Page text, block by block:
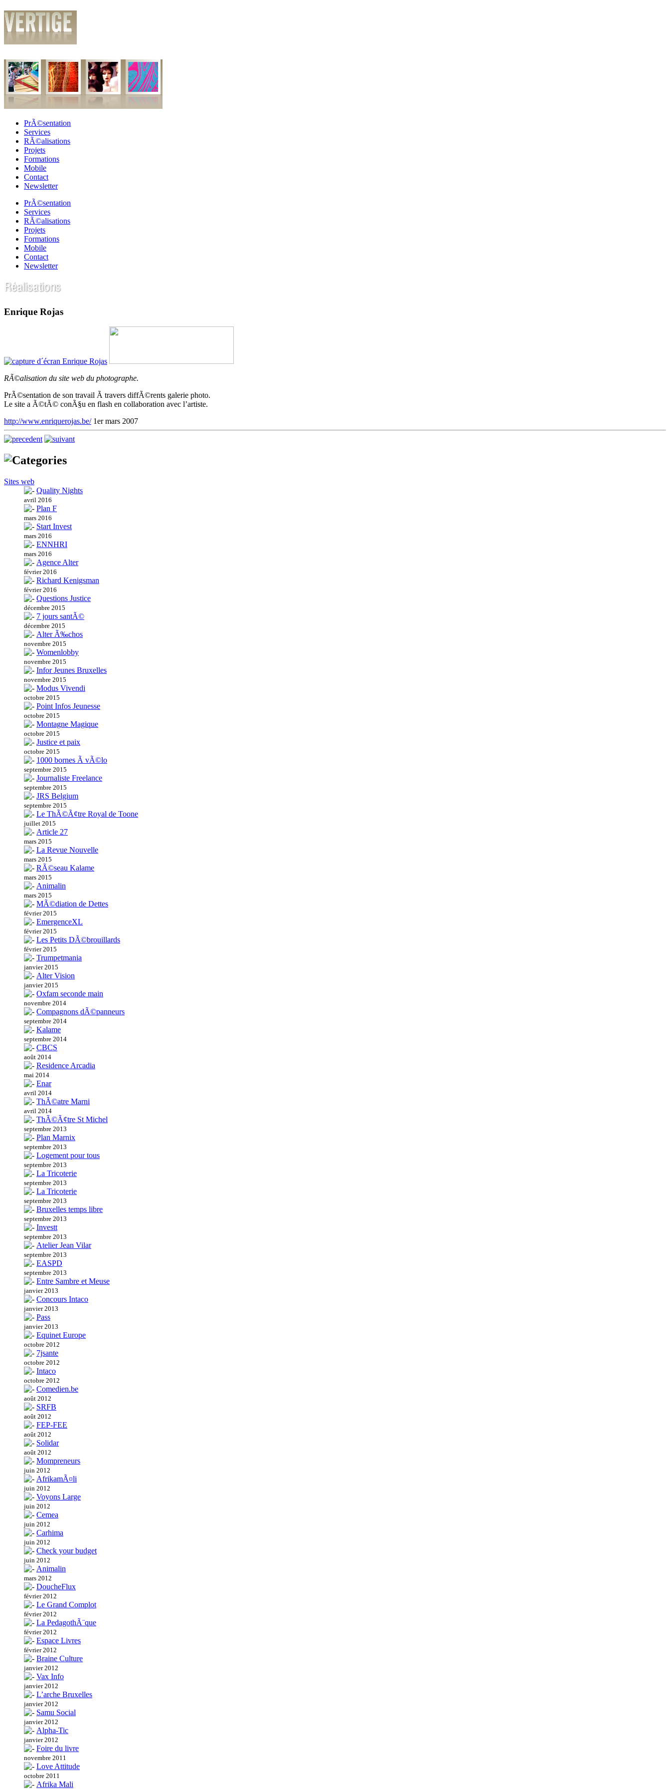
PrÃ©sentation
Services
RÃ©alisations
Projets
Formations
Mobile
Contact
Newsletter
PrÃ©sentation
Services
RÃ©alisations
Projets
Formations
Mobile
Contact
Newsletter
Enrique Rojas
RÃ©alisation du site web du photographe.
PrÃ©sentation de son travail Ã travers diffÃ©rents galerie photo.
Le site a Ã©tÃ© conÃ§u en flash en collaboration avec l’artiste.
http://www.enriquerojas.be/ 1er mars 2007
Sites web
Quality Nights
avril 2016
Plan F
mars 2016
Start Invest
mars 2016
ENNHRI
mars 2016
Agence Alter
février 2016
Richard Kenigsman
février 2016
Questions Justice
décembre 2015
7 jours santÃ©
décembre 2015
Alter Ã‰chos
novembre 2015
Womenlobby
novembre 2015
Infor Jeunes Bruxelles
novembre 2015
Modus Vivendi
octobre 2015
Point Infos Jeunesse
octobre 2015
Montagne Magique
octobre 2015
Justice et paix
octobre 2015
1000 bornes Ã vÃ©lo
septembre 2015
Journaliste Freelance
septembre 2015
JRS Belgium
septembre 2015
Le ThÃ©Ã¢tre Royal de Toone
juillet 2015
Article 27
mars 2015
La Revue Nouvelle
mars 2015
RÃ©seau Kalame
mars 2015
Animalin
mars 2015
MÃ©diation de Dettes
février 2015
EmergenceXL
février 2015
Les Petits DÃ©brouillards
février 2015
Trumpetmania
janvier 2015
Alter Vision
janvier 2015
Oxfam seconde main
novembre 2014
Compagnons dÃ©panneurs
septembre 2014
Kalame
septembre 2014
CBCS
août 2014
Residence Arcadia
mai 2014
Enar
avril 2014
ThÃ©atre Marni
avril 2014
ThÃ©Ã¢tre St Michel
septembre 2013
Plan Marnix
septembre 2013
Logement pour tous
septembre 2013
La Tricoterie
septembre 2013
La Tricoterie
septembre 2013
Bruxelles temps libre
septembre 2013
Investt
septembre 2013
Atelier Jean Vilar
septembre 2013
EASPD
septembre 2013
Entre Sambre et Meuse
janvier 2013
Concours Intaco
janvier 2013
Pass
janvier 2013
Equinet Europe
octobre 2012
7jsante
octobre 2012
Intaco
octobre 2012
Comedien.be
août 2012
SRFB
août 2012
FEP-FEE
août 2012
Solidar
août 2012
Mompreneurs
juin 2012
AfrikamÃ¤li
juin 2012
Voyons Large
juin 2012
Cemea
juin 2012
Carhima
juin 2012
Check your budget
juin 2012
Animalin
mars 2012
DoucheFlux
février 2012
Le Grand Complot
février 2012
La PedagothÃ¨que
février 2012
Espace Livres
février 2012
Braine Culture
janvier 2012
Vax Info
janvier 2012
L’arche Bruxelles
janvier 2012
Samu Social
janvier 2012
Alpha-Tic
janvier 2012
Foire du livre
novembre 2011
Love Attitude
octobre 2011
Afrika Mali